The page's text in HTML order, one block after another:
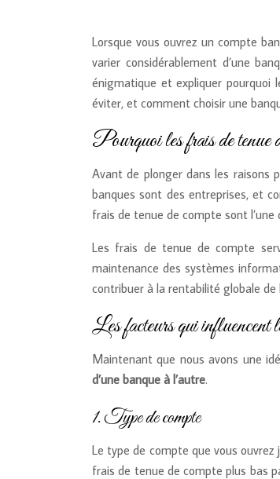
Lorsque vous ouvrez un compte
varier considérablement d’une
énigmatique et expliquer pourquoi
éviter, et comment choisir une
Pourquoi les frais de tenue
Avant de plonger dans les raisons
banques sont des entreprises, et
frais de tenue de compte sont
Les frais de tenue de compte
maintenance des systèmes
contribuer à la rentabilité globale de
Les facteurs qui influencent
Maintenant que nous avons une
d’une banque à l’autre.
1. Type de compte
Le type de compte que vous ouvrez
frais de tenue de compte plus bas